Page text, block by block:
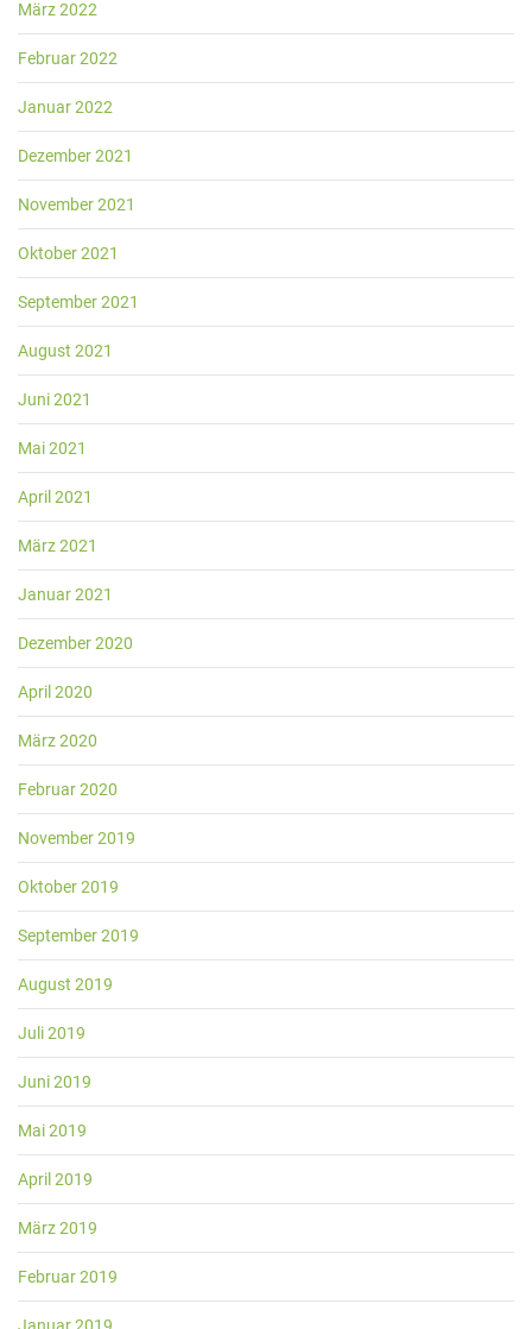
März 2022
Februar 2022
Januar 2022
Dezember 2021
November 2021
Oktober 2021
September 2021
August 2021
Juni 2021
Mai 2021
April 2021
März 2021
Januar 2021
Dezember 2020
April 2020
März 2020
Februar 2020
November 2019
Oktober 2019
September 2019
August 2019
Juli 2019
Juni 2019
Mai 2019
April 2019
März 2019
Februar 2019